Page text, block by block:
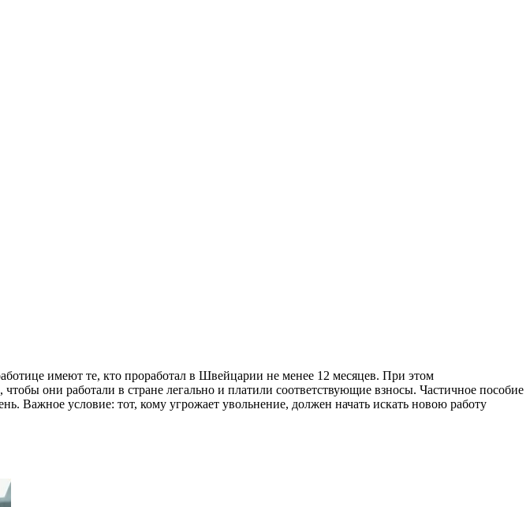
имеют те, кто проработал в Швейцарии не менее 12 месяцев. При этом
они работали в стране легально и платили соответствующие взносы. Частичное пособие
Важное условие: тот, кому угрожает увольнение, должен начать искать новою работу